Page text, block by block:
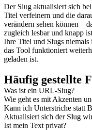
Der Slug aktualisiert sich
Titel verfeinern und die
verändern sehen können –
zugleich lesbar und knapp
Ihre Titel und Slugs
das Tool funktioniert
geladen ist.
Häufig gestellte
Was ist ein URL-Slug?
Wie geht es mit Akzenten
Kann ich Unterstriche statt
Aktualisiert sich der Slug
Ist mein Text privat?